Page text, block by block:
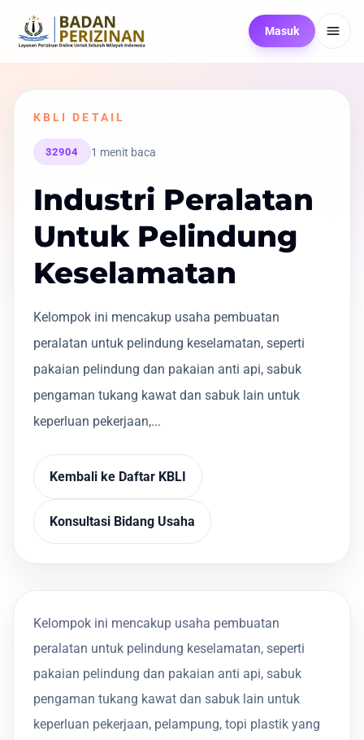
Masuk
KBLI DETAIL
32904 1 menit baca
Industri Peralatan
Untuk Pelindung
Keselamatan
Kelompok ini mencakup usaha pembuatan
peralatan untuk pelindung keselamatan, seperti
pakaian pelindung dan pakaian anti api, sabuk
pengaman tukang kawat dan sabuk lain untuk
keperluan pekerjaan,...
Kembali ke Daftar KBLI
Konsultasi Bidang Usaha
Kelompok ini mencakup usaha pembuatan
peralatan untuk pelindung keselamatan, seperti
pakaian pelindung dan pakaian anti api, sabuk
pengaman tukang kawat dan sabuk lain untuk
keperluan pekerjaan, pelampung, topi plastik yang